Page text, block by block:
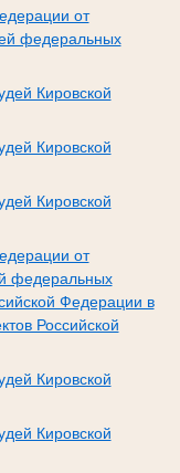
от
федеральных
Кировской
Кировской
Кировской
от
федеральных
Федерации в
Российской
Кировской
Кировской